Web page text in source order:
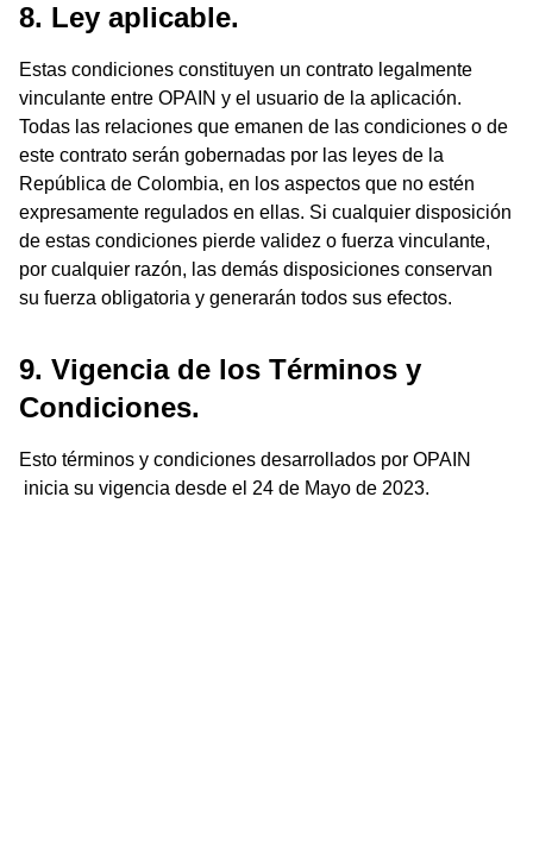
8. Ley aplicable.
Estas condiciones constituyen un contrato legalmente
vinculante entre OPAIN y el usuario de la aplicación.
Todas las relaciones que emanen de las condiciones o de
este contrato serán gobernadas por las leyes de la
República de Colombia, en los aspectos que no estén
expresamente regulados en ellas. Si cualquier disposición
de estas condiciones pierde validez o fuerza vinculante,
por cualquier razón, las demás disposiciones conservan
su fuerza obligatoria y generarán todos sus efectos.
9. Vigencia de los Términos y
Condiciones.
Esto términos y condiciones desarrollados por OPAIN
inicia su vigencia desde el 24 de Mayo de 2023.